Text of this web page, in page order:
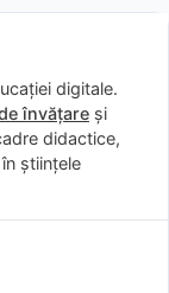
digitale.
învățare și
didactice,
științele